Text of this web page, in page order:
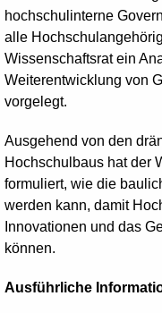
hochschulinterne
alle
Wissenschaftsrat ein
Weiterentwicklung von
vorgelegt.
Ausgehend von den
Hochschulbaus hat der
formuliert, wie die
werden kann, damit
Innovationen und das
können.
Ausführliche